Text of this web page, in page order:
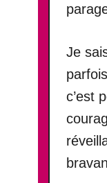
Je
c’est